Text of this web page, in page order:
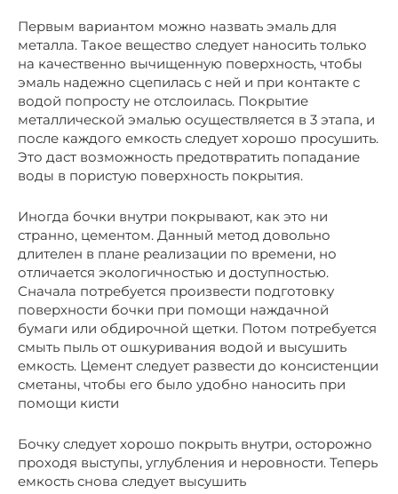
Первым вариантом можно назвать эмаль для
металла. Такое вещество следует наносить только
на качественно вычищенную поверхность, чтобы
эмаль надежно сцепилась с ней и при контакте с
водой попросту не отслоилась. Покрытие
металлической эмалью осуществляется в 3 этапа, и
после каждого емкость следует хорошо просушить.
Это даст возможность предотвратить попадание
воды в пористую поверхность покрытия.
Иногда бочки внутри покрывают, как это ни
странно, цементом. Данный метод довольно
длителен в плане реализации по времени, но
отличается экологичностью и доступностью.
Сначала потребуется произвести подготовку
поверхности бочки при помощи наждачной
бумаги или обдирочной щетки. Потом потребуется
смыть пыль от ошкуривания водой и высушить
емкость. Цемент следует развести до консистенции
сметаны, чтобы его было удобно наносить при
помощи кисти
Бочку следует хорошо покрыть внутри, осторожно
проходя выступы, углубления и неровности. Теперь
емкость снова следует высушить